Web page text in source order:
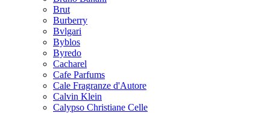
Brut
Burberry
Bvlgari
Byblos
Byredo
Cacharel
Cafe Parfums
Cale Fragranze d'Autore
Calvin Klein
Calypso Christiane Celle